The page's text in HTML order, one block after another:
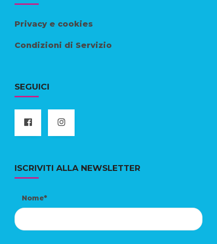
Privacy e cookies
Condizioni di Servizio
SEGUICI
ISCRIVITI ALLA NEWSLETTER
Nome*